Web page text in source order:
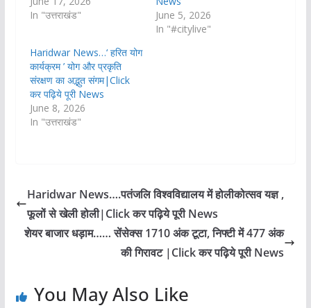
In "उत्तराखंड"
June 5, 2026
In "#citylive"
Haridwar News…‘ हरित योग
कार्यक्रम ’ योग और प्रकृति
संरक्षण का अद्भुत संगम|Click
कर पढ़िये पूरी News
June 8, 2026
In "उत्तराखंड"
Haridwar News….पतंजलि विश्वविद्यालय में होलीकोत्सव यज्ञ ,
फूलों से खेली होली|Click कर पढ़िये पूरी News
शेयर बाजार धड़ाम…… सेंसेक्स 1710 अंक टूटा, निफ्टी में 477 अंक
की गिरावट |Click कर पढ़िये पूरी News
You May Also Like